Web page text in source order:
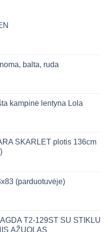
balta, ruda
kampinė lentyna Lola
SKARLET plotis 136cm
(parduotuvėje)
T2-129ST SU STIKLU
ĄŽUOLAS